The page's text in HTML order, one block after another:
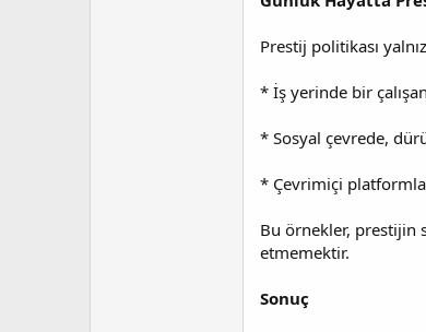
Prestij politikası
* İş yerinde bir
* Sosyal çevrede,
* Çevrimiçi
Bu örnekler, prestijin
etmemektir.
Sonuç